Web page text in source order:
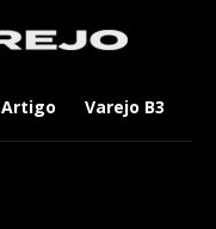
Artigo Varejo B3